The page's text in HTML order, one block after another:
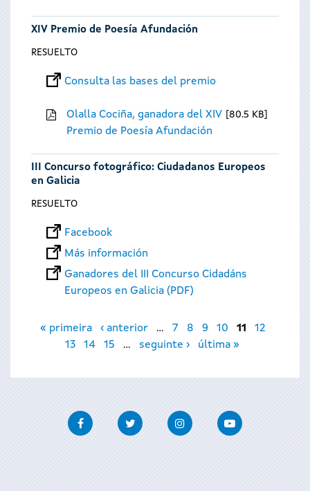
XIV Premio de Poesía Afundación
RESUELTO
Consulta las bases del premio
Olalla Cociña, ganadora del XIV
Premio de Poesía Afundación
80.5 KB
III Concurso fotográfico: Ciudadanos Europeos
en Galicia
RESUELTO
Facebook
Más información
Ganadores del III Concurso Cidadáns
Europeos en Galicia (PDF)
Páginas
« primeira ‹ anterior … 7 8 9 10 11
12
13
14 15 … seguinte › última »
FacebookTwitter InstagramYoutube